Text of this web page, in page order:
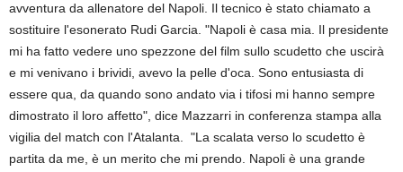
avventura da allenatore del Napoli. Il tecnico è stato chiamato a
sostituire l'esonerato Rudi Garcia. "Napoli è casa mia. Il presidente
mi ha fatto vedere uno spezzone del film sullo scudetto che uscirà
e mi venivano i brividi, avevo la pelle d'oca. Sono entusiasta di
essere qua, da quando sono andato via i tifosi mi hanno sempre
dimostrato il loro affetto", dice Mazzarri in conferenza stampa alla
vigilia del match con l'Atalanta. "La scalata verso lo scudetto è
partita da me, è un merito che mi prendo. Napoli è una grande